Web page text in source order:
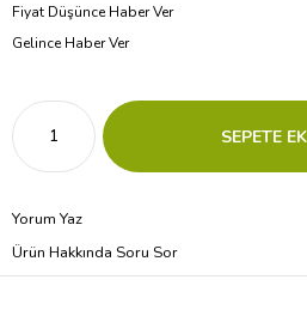
Fiyat Düşünce Haber Ver
Gelince Haber Ver
Yorum Yaz
Ürün Hakkında Soru Sor